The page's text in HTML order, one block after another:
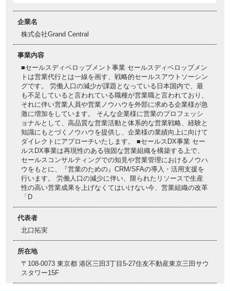
企業名
株式会社Grand Central
事業内容
■セールスディベロップメント事業 セールスディベロップメン
トは営業代行とは一線を画す、戦略的セールスアウトソーシン
グです。 労働人口の減少が課題となっている日本国内で、最
も不足していると言われている職種が営業職と言われており、
それに伴い営業人員や営業ノウハウを外部に求める企業様が急
激に増加をしています。 そんな企業様に営業のプロフェッシ
ョナルとして、高品質な営業活動と体系的な営業戦略、経験と
知識にもとづくノウハウを提供し、企業様の業績向上に向けて
ダイレクトにアプローチいたします。 ■セールスDX事業 セー
ルスDX事業は再現性のある強固な営業組織を構築する上で、
セールスコンサルティングでの知見や営業管理におけるノウハ
ウをもとに、『営業のための』CRM/SFAの導入・活用支援を
行います。 労働人口の減少に伴い、限られたリソースで生産
性の高い営業成果を上げなくてはいけない今、営業組織の改革
「D
代表者
北口拓実
所在地
〒108-0073 東京都 港区三田3丁目5-27住友不動産東京三田サウ
スタワー15F